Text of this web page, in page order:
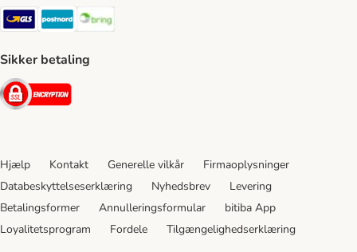
GLS Shipping Method
Postnord Shipping Method
Sikker betaling
Security
Hjælp Kontakt Generelle vilkår
Firmaoplysninger
Databeskyttelseserklæring
Nyhedsbrev
Levering
Betalingsformer
Annulleringsformular
bitiba App
Loyalitetsprogram
Fordele Tilgængelighedserklæring